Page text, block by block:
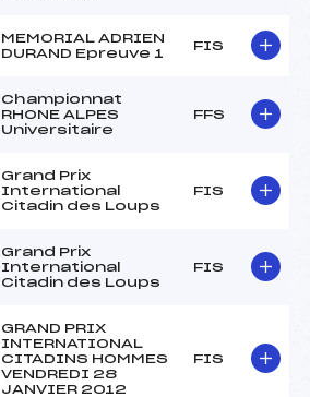
MEMORIAL ADRIEN
DURAND Epreuve 1
FIS
Championnat
RHONE ALPES
Universitaire
FFS
Grand Prix
International
Citadin des Loups
FIS
Grand Prix
International
Citadin des Loups
FIS
GRAND PRIX
INTERNATIONAL
CITADINS HOMMES
VENDREDI 28
JANVIER 2012
FIS